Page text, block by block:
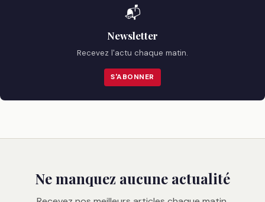
📬
Newsletter
Recevez l'actu chaque matin.
S'ABONNER
Ne manquez aucune actualité